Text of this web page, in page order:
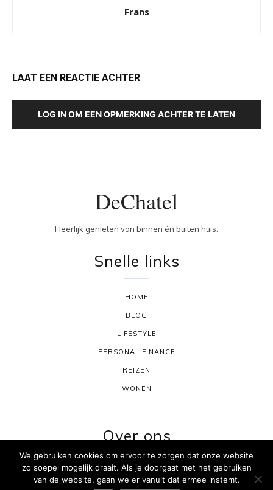
Frans
LAAT EEN REACTIE ACHTER
LOG IN OM EEN OPMERKING ACHTER TE LATEN
DeChatel
Heerlijk genieten van binnen én buiten huis.
Snelle links
HOME
BLOG
LIFESTYLE
PERSONAL FINANCE
REIZEN
WONEN
Over ons
CONTACT
We gebruiken cookies om ervoor te zorgen dat onze website
zo soepel mogelijk draait. Als je doorgaat met het gebruiken
van de website, gaan we er vanuit dat ermee instemt.